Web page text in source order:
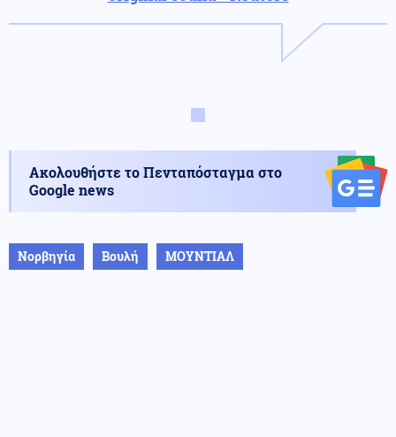
Ακολουθήστε το Πενταπόσταγμα στο
Google news
Νορβηγία Βουλή ΜΟΥΝΤΙΑΛ